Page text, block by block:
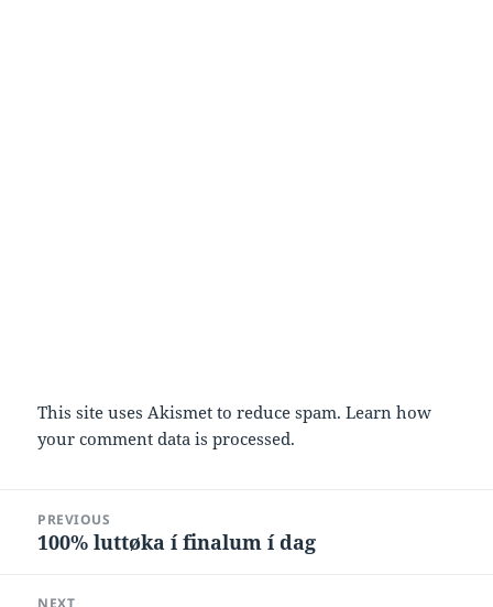
This site uses Akismet to reduce spam.Learn how
your comment data is processed.
navigation
PREVIOUS
Previous
100% luttøka í finalum í dag
NEXT